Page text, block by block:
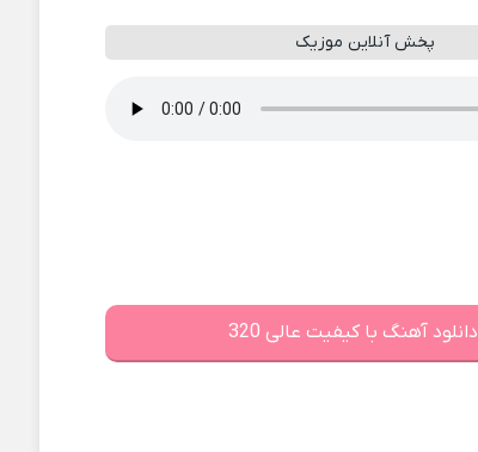
پخش آنلاین موزیک
دانلود آهنگ با کیفیت عالی 320